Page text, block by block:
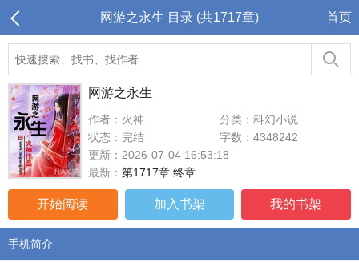
网游之永生 目录 (共1717章) 首页
网游之永生
作者：火神.
分类：科幻小说
状态：完结
字数：4348242
更新：2026-07-04 16:53:18
最新： 第1717章 终章
开始阅读 加入书架 我的书架
手机简介